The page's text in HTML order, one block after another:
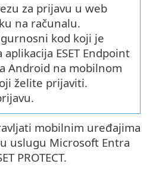
za prijavu u web
na računalu.
kod koji je
ESET Endpoint
Android na mobilnom
želite prijaviti.
mobilnim uređajima
uslugu Microsoft Entra
PROTECT.